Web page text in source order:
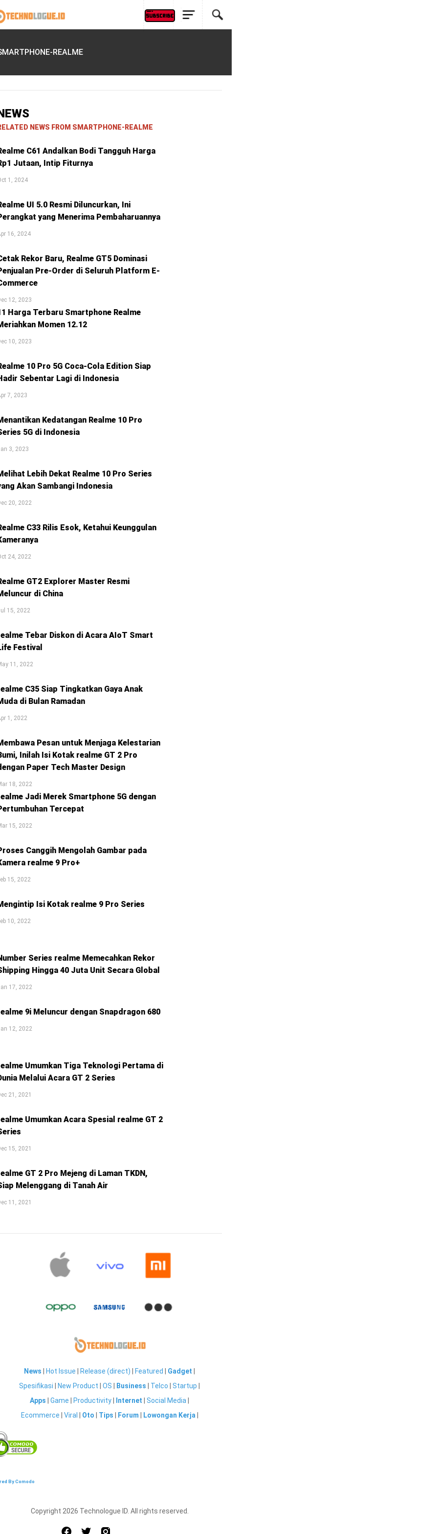
REALME
NEWS FROM SMARTPHONE-REALME
C61 Andalkan Bodi Tangguh Harga
Jutaan, Intip Fiturnya
1, 2024
UI 5.0 Resmi Diluncurkan, Ini
yang Menerima Pembaharuannya
16, 2024
Rekor Baru, Realme GT5 Dominasi
Pre-Order di Seluruh Platform E-
12, 2023
Harga Terbaru Smartphone Realme
Momen 12.12
10, 2023
10 Pro 5G Coca-Cola Edition Siap
Sebentar Lagi di Indonesia
7, 2023
Kedatangan Realme 10 Pro
5G di Indonesia
3, 2023
Lebih Dekat Realme 10 Pro Series
Akan Sambangi Indonesia
20, 2022
C33 Rilis Esok, Ketahui Keunggulan
24, 2022
GT2 Explorer Master Resmi
di China
15, 2022
Tebar Diskon di Acara AIoT Smart
Festival
11, 2022
C35 Siap Tingkatkan Gaya Anak
di Bulan Ramadan
1, 2022
Pesan untuk Menjaga Kelestarian
Inilah Isi Kotak realme GT 2 Pro
Paper Tech Master Design
18, 2022
Jadi Merek Smartphone 5G dengan
Tercepat
15, 2022
Canggih Mengolah Gambar pada
realme 9 Pro+
15, 2022
Isi Kotak realme 9 Pro Series
10, 2022
Series realme Memecahkan Rekor
Hingga 40 Juta Unit Secara Global
17, 2022
9i Meluncur dengan Snapdragon 680
12, 2022
Umumkan Tiga Teknologi Pertama di
Melalui Acara GT 2 Series
21, 2021
Umumkan Acara Spesial realme GT 2
15, 2021
GT 2 Pro Mejeng di Laman TKDN,
Melenggang di Tanah Air
11, 2021
News Hot Issue Release (direct) Featured Gadget
Spesifikasi
New Product OS Business Telco Startup
Apps
Game Productivity Internet Social Media
Ecommerce
Viral Oto Tips Forum Lowongan Kerja
By Comodo
Copyright 2026 Technologue ID. All rights reserved.